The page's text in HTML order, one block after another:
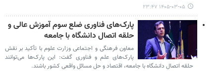
۱۴۰۵-۰۳-۰۵ ۲۳:۴۷
پارک‌های فناوری ضلع سوم آموزش عالی و
حلقه اتصال دانشگاه با جامعه
معاون فرهنگی و اجتماعی وزارت علوم با تأکید بر نقش
پارک‌های علم و فناوری گفت: این پارک‌ها می‌توانند
حلقه اتصال دانشگاه با جامعه، اقتصاد و حل مسائل واقعی کشور باشند.